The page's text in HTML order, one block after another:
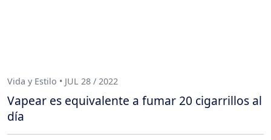
Vida y Estilo • JUL 28 / 2022
Vapear es equivalente a fumar 20 cigarrillos al
día